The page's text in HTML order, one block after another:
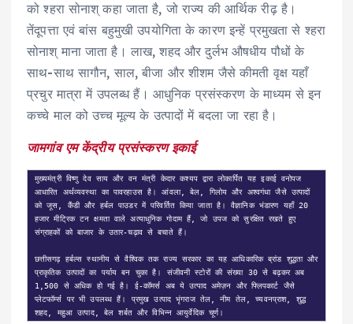
को श्हरा सोनाश् कहा जाता है, जो राज्य की आर्थिक रीढ़ है।
तेंदूपत्ता एवं बांस बहुमुखी उपयोगिता के कारण इन्हें प्रमुखता से श्हरा
सोनाश् माना जाता है। लाख, शहद और दुर्लभ औषधीय पौधों के
साथ-साथ सागौन, साल, बीजा और शीशम जैसे कीमती वृक्ष यहाँ
प्रचुर मात्रा में उपलब्ध हैं। आधुनिक प्रसंस्करण के माध्यम से इन
कच्चे माल को उच्च मूल्य के उत्पादों में बदला जा रहा है।
जामगांव एम केंद्रीय प्रसंस्करण इकाई
मुख्यमंत्री विष्णु देव साय और वन मंत्री केदार कश्यप द्वारा लोकार्पित यह इकाई वनोपज
आधारित अर्थव्यवस्था का पावरहाउस है। आंवला, बेल, गिलोय और अश्वगंधा जैसे उत्पादों
को जूस, कैंडी और हर्बल पाउडर में परिवर्तित किया जाता है। वैज्ञानिक भंडारण यहाँ 20
हजार मीट्रिक टन क्षमता वाले अत्याधुनिक गोदाम हैं, जो उपज को सुरक्षित रखते हुए
संग्राहकों को बाजार के उतार-चढ़ाव से बचाते हैं।
छत्तीसगढ़ हर्बल्स स्थानीय से वैश्विक तक राज्य सरकार का यह आधिकारिक ब्रांड शुद्धता और
प्राकृतिक उत्पादों का पर्याय बन चुका है। संजीवनी स्टोरों की संख्या 30 से बढ़कर अब
1,500 से अधिक हो गई है। ई-कॉमर्स अब ये उत्पाद अमेज़न और फ्लिपकार्ट जैसे
प्लेटफॉर्म्स पर भी उपलब्ध हैं। प्रमुख उत्पाद भृंगराज तेल, नीम तेल, च्यवनप्राश, शुद्ध
शहद, महुआ उत्पाद, बेल शर्बत और विभिन्न आयुर्वेदिक चूर्ण।